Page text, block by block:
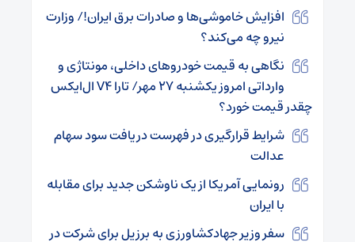
افزایش خاموشی‌ها و صادرات برق ایران!/ وزارت
نیرو چه می‌کند؟
نگاهی به قیمت خودروهای داخلی، مونتاژی و
وارداتی امروز یکشنبه ۲۷ مهر/ تارا V4 ال‌ایکس
چقدر قیمت خورد؟
شرایط قرارگیری در فهرست دریافت سود سهام
عدالت
رونمایی آمریکا از یک ناوشکن جدید برای مقابله
با ایران
سفر وزیر جهادکشاورزی به برزیل برای شرکت در